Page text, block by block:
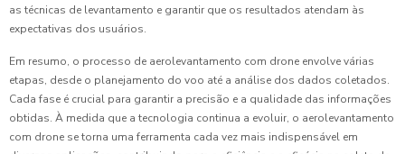
as técnicas de levantamento e garantir que os resultados atendam às
expectativas dos usuários.
Em resumo, o processo de aerolevantamento com drone envolve várias
etapas, desde o planejamento do voo até a análise dos dados coletados.
Cada fase é crucial para garantir a precisão e a qualidade das informações
obtidas. À medida que a tecnologia continua a evoluir, o aerolevantamento
com drone se torna uma ferramenta cada vez mais indispensável em